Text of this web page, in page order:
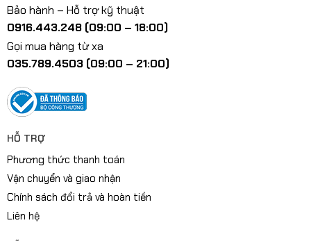
Bảo hành – Hỗ trợ kỹ thuật
0916.443.248 (09:00 – 18:00)
Gọi mua hàng từ xa
035.789.4503 (09:00 – 21:00)
HỖ TRỢ
Phương thức thanh toán
Vận chuyển và giao nhận
Chính sách đổi trả và hoàn tiền
Liên hệ